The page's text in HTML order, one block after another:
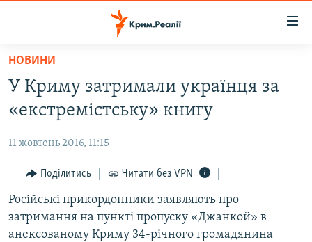
Перейти
основного
матеріалу
до
навігації
Перейти
до
пошуку
ВОДА.КРИМ
ВІДЕО ТА ФОТО
ПОЛІТИКА
БЛОГИ
ПОГЛЯД
ІНТЕРВ'Ю
НОВИНИ
У Криму затримали українця за
«екстремістську» книгу
11 жовтень 2016, 11:15
Поділитись Читати без VPN
Російські прикордонники заявляють про
затримання на пункті пропуску «Джанкой» в
анексованому Криму 34-річного громадянина